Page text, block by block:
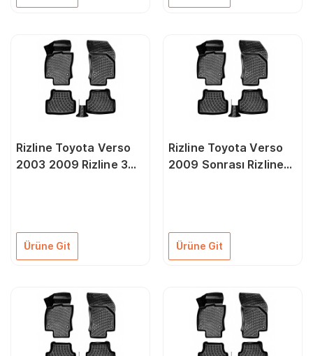
Rizline Toyota Verso
2003 2009 Rizline 3D
Ürüne Git
Rizline Toyota Verso
2009 Sonrası Rizline
Ürüne Git